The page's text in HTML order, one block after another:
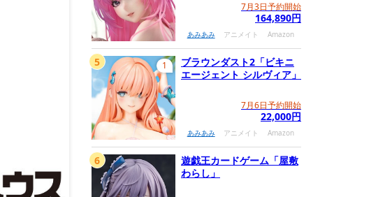
7月3日予約開始
164,890円
あみあみ アニメイト Amazon
ブラウンダスト2「ビキニ
エージェント シルヴィア」
7月6日予約開始
22,000円
あみあみ アニメイト Amazon
1
5
遊戯王カードゲーム「屋敷
わらし」
6